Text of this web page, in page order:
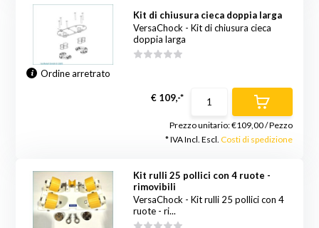
Kit di chiusura cieca doppia larga
VersaChock - Kit di chiusura cieca
doppia larga
Ordine arretrato
€ 109,-*
Prezzo unitario:€109,00/Pezzo
* IVA Incl. Escl. Costi di spedizione
Kit rulli 25 pollici con 4 ruote -
rimovibili
VersaChock - Kit rulli 25 pollici con 4
ruote - ri...